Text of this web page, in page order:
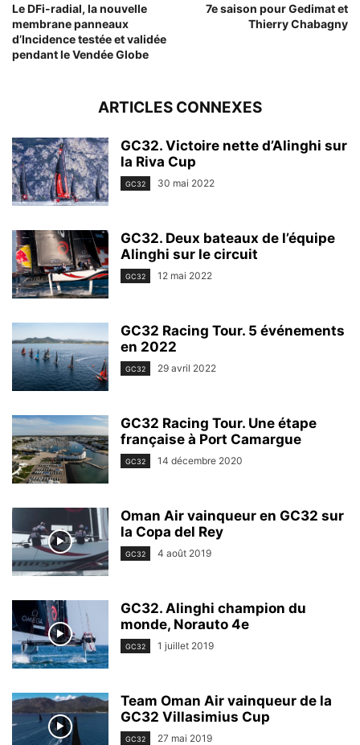
Le DFi-radial, la nouvelle
membrane panneaux
d’Incidence testée et validée
pendant le Vendée Globe
7e saison pour Gedimat et
Thierry Chabagny
ARTICLES CONNEXES
GC32. Victoire nette d’Alinghi sur
la Riva Cup
GC32 30 mai 2022
GC32. Deux bateaux de l’équipe
Alinghi sur le circuit
GC32 12 mai 2022
GC32 Racing Tour. 5 événements
en 2022
GC32 29 avril 2022
GC32 Racing Tour. Une étape
française à Port Camargue
GC32 14 décembre 2020
Oman Air vainqueur en GC32 sur
la Copa del Rey
GC32 4 août 2019
GC32. Alinghi champion du
monde, Norauto 4e
GC32 1 juillet 2019
Team Oman Air vainqueur de la
GC32 Villasimius Cup
GC32 27 mai 2019